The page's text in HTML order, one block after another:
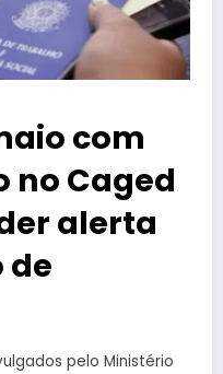
com
no Caged
alerta
de
pelo Ministério